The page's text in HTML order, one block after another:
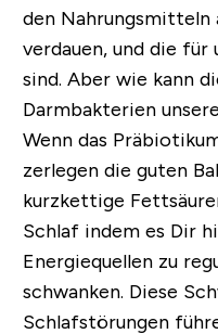
den Nahrungsmitteln
verdauen, und die für
sind. Aber wie kann
Darmbakterien
Wenn das
zerlegen die guten
kurzkettige
Schlaf indem es Dir
Energiequellen zu
schwanken. Diese
Schlafstörungen